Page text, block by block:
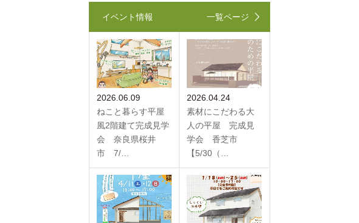
イベント情報 一覧ページ
2026.06.09
ねこと暮らす平屋
風2階建て完成見学
会 奈良県桜井
市 7/…
2026.04.24
素材にこだわる大
人の平屋 完成見
学会 香芝市
【5/30（…